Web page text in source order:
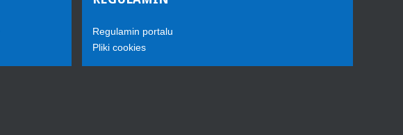
Regulamin portalu
Pliki cookies